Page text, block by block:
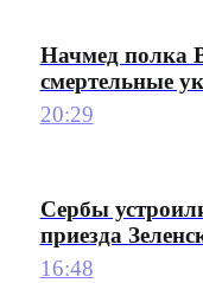
Начмед полка
смертельные
20:29
Сербы
приезда
16:48